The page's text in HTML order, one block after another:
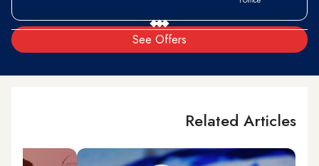
See Offers
Related Articles